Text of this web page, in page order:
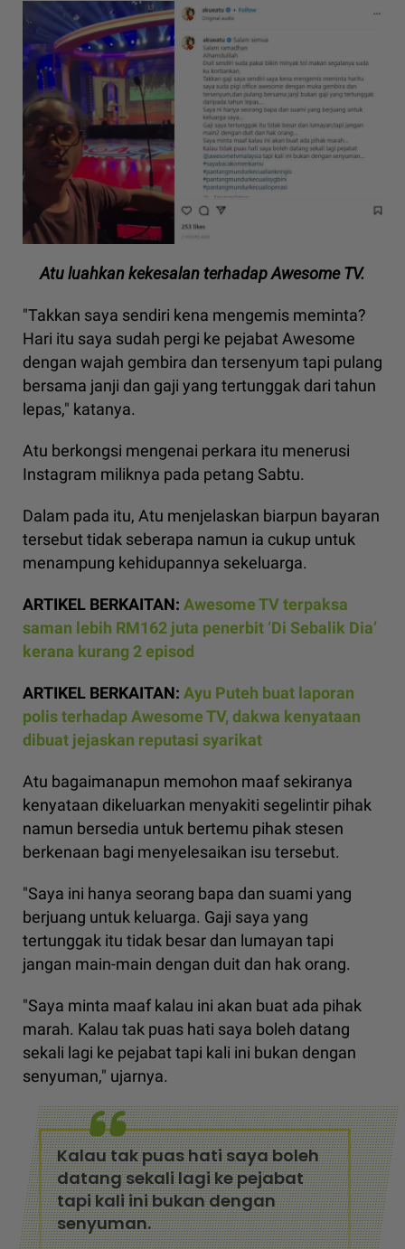
Atu luahkan kekesalan terhadap Awesome TV.
"Takkan saya sendiri kena mengemis meminta?
Hari itu saya sudah pergi ke pejabat Awesome
dengan wajah gembira dan tersenyum tapi pulang
bersama janji dan gaji yang tertunggak dari tahun
lepas," katanya.
Atu berkongsi mengenai perkara itu menerusi
Instagram miliknya pada petang Sabtu.
Dalam pada itu, Atu menjelaskan biarpun bayaran
tersebut tidak seberapa namun ia cukup untuk
menampung kehidupannya sekeluarga.
ARTIKEL BERKAITAN: Awesome TV terpaksa
saman lebih RM162 juta penerbit ‘Di Sebalik Dia’
kerana kurang 2 episod
ARTIKEL BERKAITAN: Ayu Puteh buat laporan
polis terhadap Awesome TV, dakwa kenyataan
dibuat jejaskan reputasi syarikat
Atu bagaimanapun memohon maaf sekiranya
kenyataan dikeluarkan menyakiti segelintir pihak
namun bersedia untuk bertemu pihak stesen
berkenaan bagi menyelesaikan isu tersebut.
"Saya ini hanya seorang bapa dan suami yang
berjuang untuk keluarga. Gaji saya yang
tertunggak itu tidak besar dan lumayan tapi
jangan main-main dengan duit dan hak orang.
"Saya minta maaf kalau ini akan buat ada pihak
marah. Kalau tak puas hati saya boleh datang
sekali lagi ke pejabat tapi kali ini bukan dengan
senyuman," ujarnya.
Kalau tak puas hati saya boleh
datang sekali lagi ke pejabat
tapi kali ini bukan dengan
senyuman.